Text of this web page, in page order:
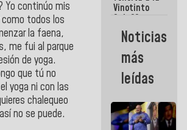
Yo continúo mis
todos los
la faena,
me fui al parque
de yoga.
que tú no
yoga ni con las
chalequeo
no se puede.
Maiquetía
Vinotinto
Sub 20
campeona
frente
México Sub
23 en los
Centroamericanos
Noticias
más
leídas